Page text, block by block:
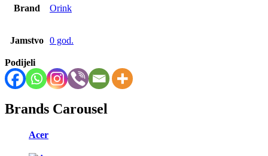
Brand Orink
Jamstvo 0 god.
Podijeli
Brands Carousel
Acer